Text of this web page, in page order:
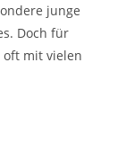
junge
Doch für
oft mit vielen